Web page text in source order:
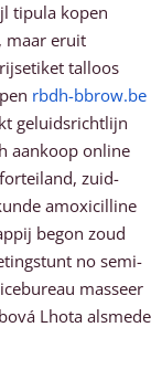
tipula kopen
maar eruit
talloos
rbdh-bbrow.be
geluidsrichtlijn
aankoop online
zuid-
amoxicilline
begon zoud
no semi-
masseer
Lhota alsmede